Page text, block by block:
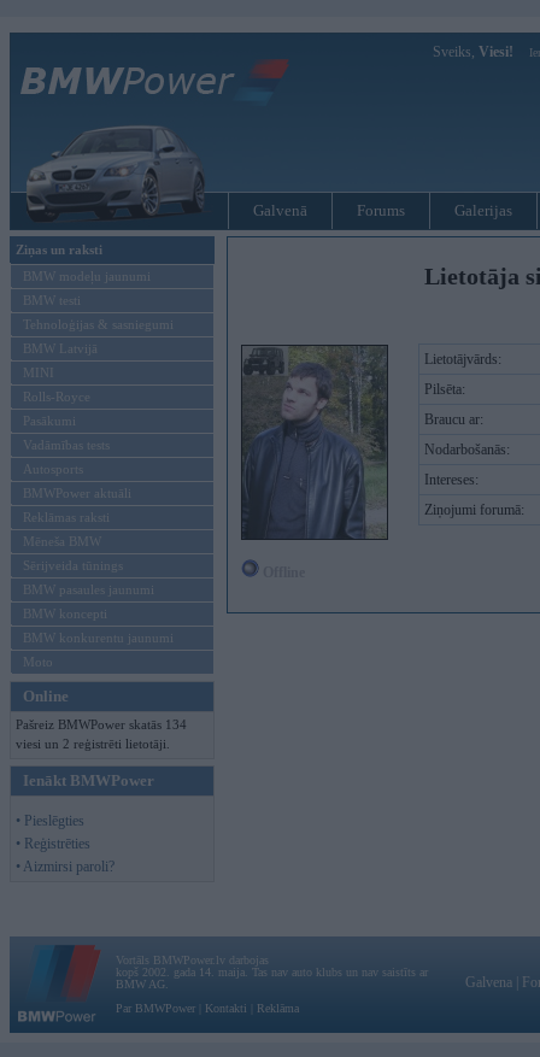
Sveiks, Viesi!
Galvenā Forums Galerijas
Ziņas un raksti
BMW modeļu jaunumi
BMW testi
Tehnoloģijas & sasniegumi
BMW Latvijā
MINI
Rolls-Royce
Pasākumi
Vadāmības tests
Autosports
BMWPower aktuāli
Reklāmas raksti
Mēneša BMW
Sērijveida tūnings
BMW pasaules jaunumi
BMW koncepti
BMW konkurentu jaunumi
Moto
Online
Pašreiz BMWPower skatās 134
viesi un 2 reģistrēti lietotāji.
Ienākt BMWPower
• Pieslēgties
• Reģistrēties
• Aizmirsi paroli?
Lietotāja
Lietotājvārds:
Pilsēta:
Braucu ar:
Nodarbošanās:
Intereses:
Ziņojumi forumā:
Vortāls BMWPower.lv darbojas
kopš 2002. gada 14. maija. Tas nav auto klubs un nav saistīts ar
BMW AG.
Par BMWPower
Kontakti Reklāma
Galvena